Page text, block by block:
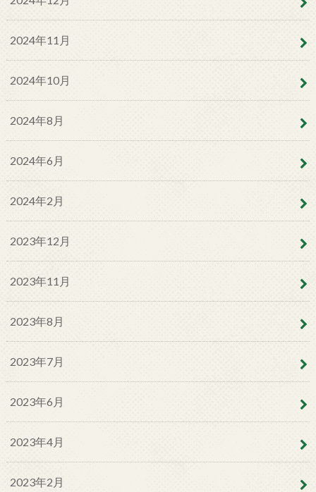
2024年11月
2024年10月
2024年8月
2024年6月
2024年2月
2023年12月
2023年11月
2023年8月
2023年7月
2023年6月
2023年4月
2023年2月